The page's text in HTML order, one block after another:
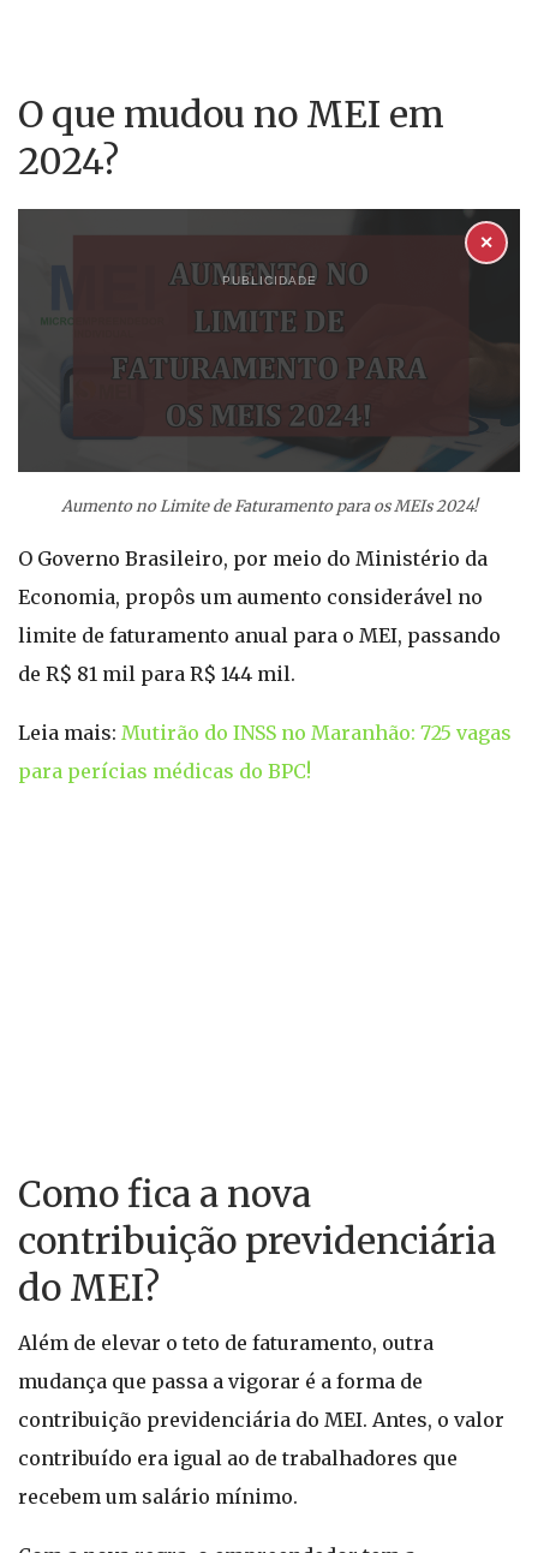
O que mudou no MEI em
2024?
PUBLICIDADE
✕
Aumento no Limite de Faturamento para os MEIs 2024!
O Governo Brasileiro, por meio do Ministério da
Economia, propôs um aumento considerável no
limite de faturamento anual para o MEI, passando
de R$ 81 mil para R$ 144 mil.
Leia mais: Mutirão do INSS no Maranhão: 725 vagas
para perícias médicas do BPC!
Como fica a nova
contribuição previdenciária
do MEI?
Além de elevar o teto de faturamento, outra
mudança que passa a vigorar é a forma de
contribuição previdenciária do MEI. Antes, o valor
contribuído era igual ao de trabalhadores que
recebem um salário mínimo.